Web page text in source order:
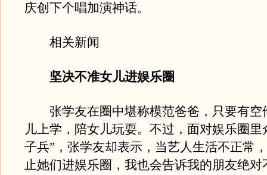
庆创下个唱加演神话。
相关新闻
坚决不准女儿进娱乐圈
张学友在圈中堪称模范爸爸，只要有空
儿上学，陪女儿玩耍。不过，面对娱乐圈里
子兵”，张学友却表示，当艺人生活不正常
止她们进娱乐圈，我也会告诉我的朋友绝对